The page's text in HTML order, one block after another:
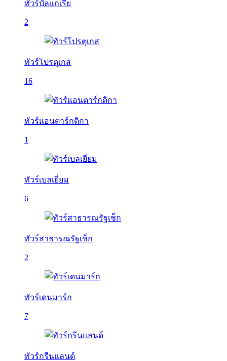
ทัวร์บัลเเกเรีย
2
ทัวร์โปรตุเกส
16
ทัวร์แอนตาร์กติกา
1
ทัวร์เบลเยี่ยม
6
ทัวร์สาธารณรัฐเช็ก
2
ทัวร์เดนมาร์ก
7
ทัวร์กรีนแลนด์